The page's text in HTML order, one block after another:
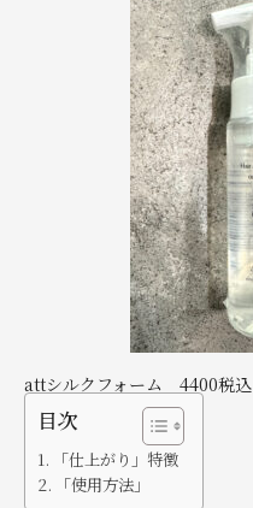
attシルクフォーム 4400税込
目次
「仕上がり」特徴
「使用方法」